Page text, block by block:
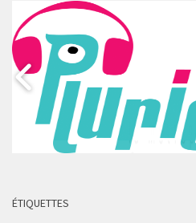
ÉTIQUETTES